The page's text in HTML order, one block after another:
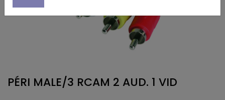
PÉRI MALE/3 RCAM 2 AUD. 1 VID